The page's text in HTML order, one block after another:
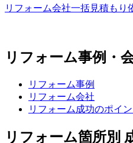
リフォーム会社一括見積もり
リフォーム事例・
リフォーム事例
リフォーム会社
リフォーム成功のポイン
リフォーム箇所別